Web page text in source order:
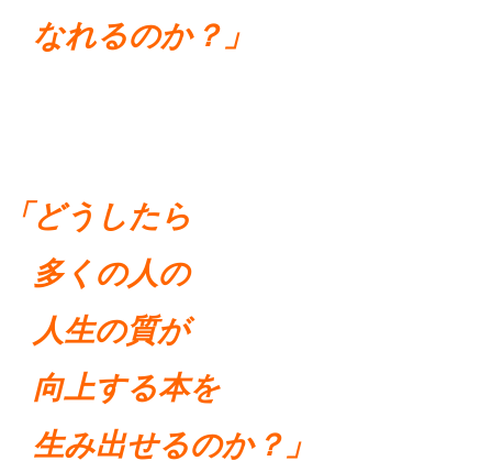
なれるのか？」
「どうしたら
多くの人の
人生の質が
向上する本を
生み出せるのか？」